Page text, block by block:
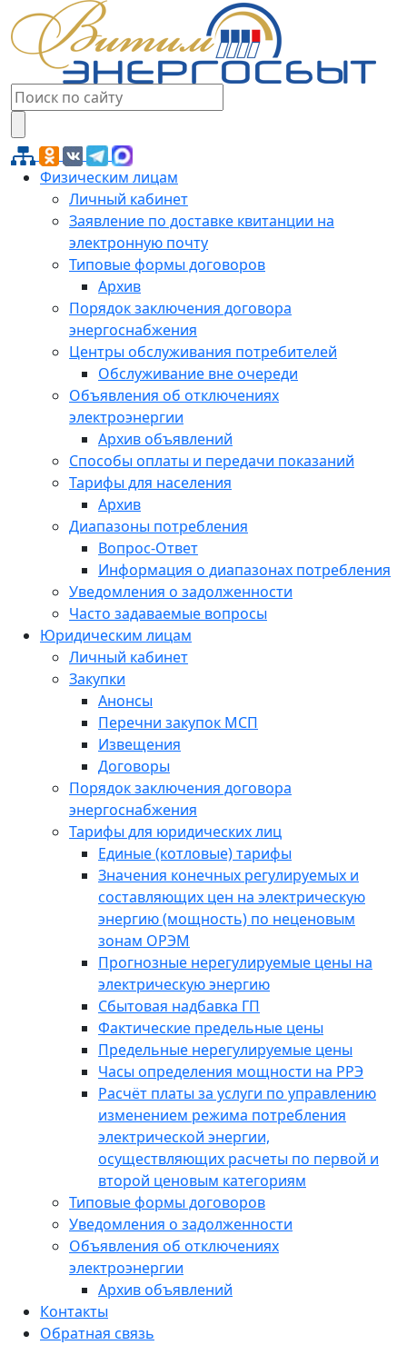
Физическим лицам
Личный кабинет
Заявление по доставке квитанции на
электронную почту
Типовые формы договоров
Архив
Порядок заключения договора
энергоснабжения
Центры обслуживания потребителей
Обслуживание вне очереди
Объявления об отключениях
электроэнергии
Архив объявлений
Способы оплаты и передачи показаний
Тарифы для населения
Архив
Диапазоны потребления
Вопрос-Ответ
Информация о диапазонах потребления
Уведомления о задолженности
Часто задаваемые вопросы
Юридическим лицам
Личный кабинет
Закупки
Анонсы
Перечни закупок МСП
Извещения
Договоры
Порядок заключения договора
энергоснабжения
Тарифы для юридических лиц
Единые (котловые) тарифы
Значения конечных регулируемых и
составляющих цен на электрическую
энергию (мощность) по неценовым
зонам ОРЭМ
Прогнозные нерегулируемые цены на
электрическую энергию
Сбытовая надбавка ГП
Фактические предельные цены
Предельные нерегулируемые цены
Часы определения мощности на РРЭ
Расчёт платы за услуги по управлению
изменением режима потребления
электрической энергии,
осуществляющих расчеты по первой и
второй ценовым категориям
Типовые формы договоров
Уведомления о задолженности
Объявления об отключениях
электроэнергии
Архив объявлений
Контакты
Обратная связь